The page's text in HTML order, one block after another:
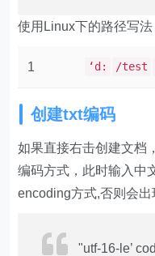
使用Linux下的路径写法
1 ‘d: /test
创建txt编码
如果直接右击创建文档
编码方式，此时输入中
encoding方式,否则会出
"utf-16-le’